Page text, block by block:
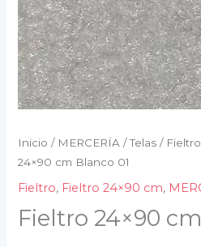
Inicio / MERCERÍA /Telas / Fieltro
24×90 cm Blanco 01
Fieltro, Fieltro 24×90 cm,
Fieltro 24×90